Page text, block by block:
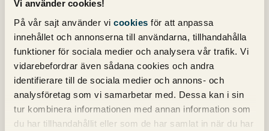
Vi använder cookies!
På vår sajt använder vi cookies för att anpassa
innehållet och annonserna till användarna, tillhandahålla
funktioner för sociala medier och analysera vår trafik. Vi
vidarebefordrar även sådana cookies och andra
identifierare till de sociala medier och annons- och
analysföretag som vi samarbetar med. Dessa kan i sin
tur kombinera informationen med annan information som
du har tillhandahållit eller som de har samlat in när du har
Prenumerera på vårt nyhetsbrev för det
senaste inom SEO, Google Ads och sociala
medier!